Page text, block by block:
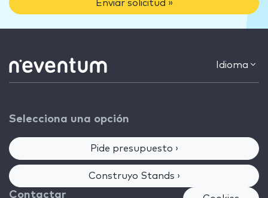
Enviar solicitud »
Idioma
Selecciona una opción
Pide presupuesto ›
Construyo Stands ›
Contactar